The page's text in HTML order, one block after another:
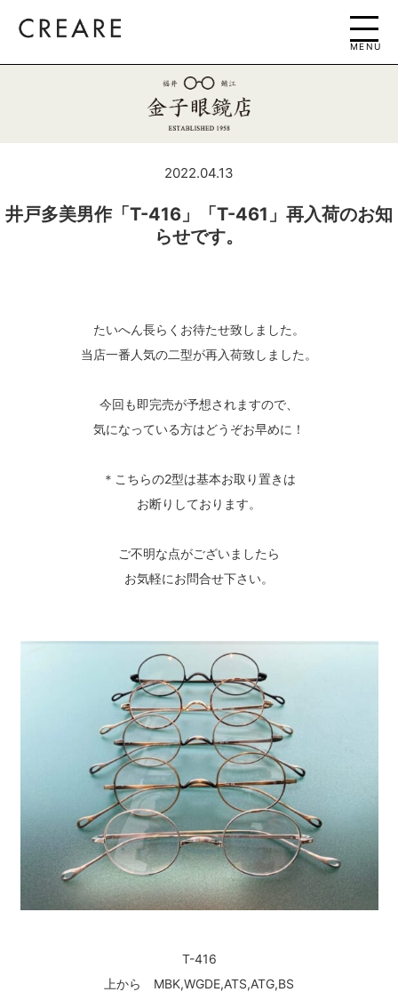
MENU
2022.04.13
井戸多美男作「T-416」「T-461」再入荷のお知
らせです。
たいへん長らくお待たせ致しました。
当店一番人気の二型が再入荷致しました。
今回も即完売が予想されますので、
気になっている方はどうぞお早めに！
＊こちらの2型は基本お取り置きは
お断りしております。
ご不明な点がございましたら
お気軽にお問合せ下さい。
T-416
上から MBK,WGDE,ATS,ATG,BS